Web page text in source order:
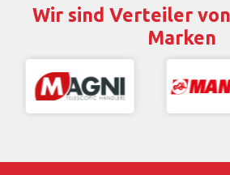
Wir sind Verteiler
Marken